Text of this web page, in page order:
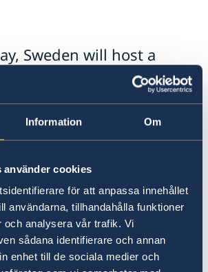
Information Om
använder cookies
för att anpassa innehållet
användarna, tillhandahålla funktioner
och analysera vår trafik. Vi
sådana identifierare och annan
enhet till de sociala medier och
Sweden will host a
Ministers of Foreign
first time that Sweden has
meeting at ministerial level.
level meeting for the Alliance is
of Sweden’s ambitions to be
NATO Ally,” says
Affairs Maria Malmer